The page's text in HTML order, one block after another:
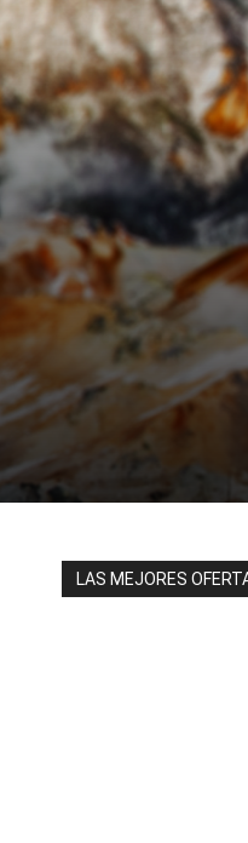
LAS MEJORES